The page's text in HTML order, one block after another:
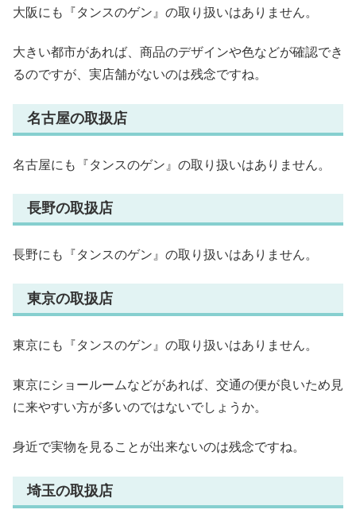
大阪にも『タンスのゲン』の取り扱いはありません。
大きい都市があれば、商品のデザインや色などが確認でき
るのですが、実店舗がないのは残念ですね。
名古屋の取扱店
名古屋にも『タンスのゲン』の取り扱いはありません。
長野の取扱店
長野にも『タンスのゲン』の取り扱いはありません。
東京の取扱店
東京にも『タンスのゲン』の取り扱いはありません。
東京にショールームなどがあれば、交通の便が良いため見
に来やすい方が多いのではないでしょうか。
身近で実物を見ることが出来ないのは残念ですね。
埼玉の取扱店